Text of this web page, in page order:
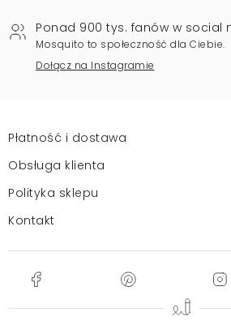
Ponad 900 tys. fanów w social
Mosquito to społeczność dla Ciebie.
Dołącz na Instagramie
Płatność i dostawa
Obsługa klienta
Polityka sklepu
Kontakt